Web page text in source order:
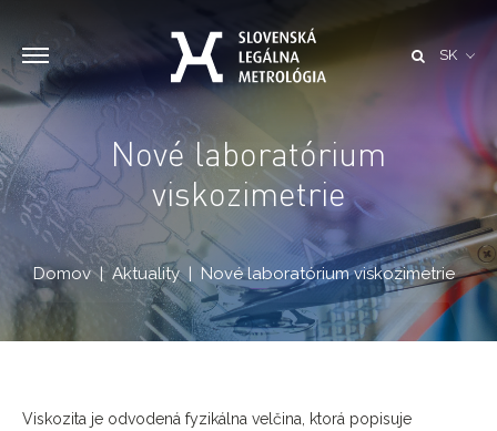
SK
Nové laboratórium
viskozimetrie
Domov Aktuality Nové laboratórium viskozimetrie
Viskozita je odvodená fyzikálna velčina, ktorá popisuje